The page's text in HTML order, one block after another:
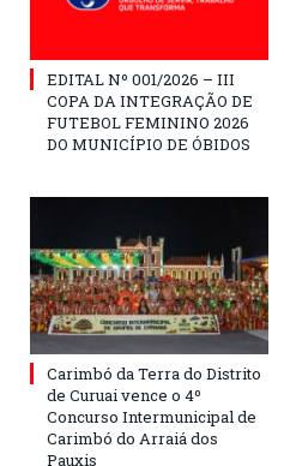
EDITAL Nº 001/2026 – III
COPA DA INTEGRAÇÃO DE
FUTEBOL FEMININO 2026
DO MUNICÍPIO DE ÓBIDOS
Carimbó da Terra do Distrito
de Curuai vence o 4º
Concurso Intermunicipal de
Carimbó do Arraiá dos
Pauxis